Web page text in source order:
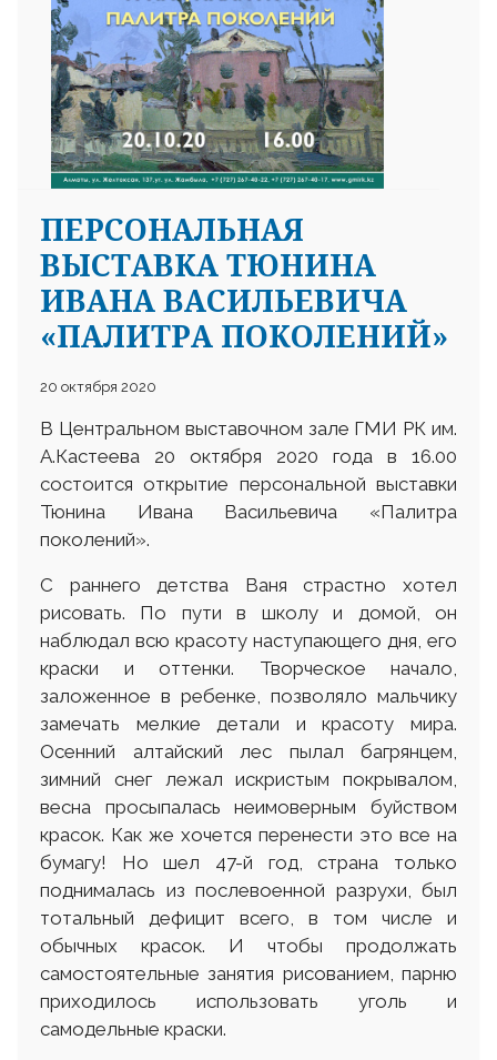
ПЕРСОНАЛЬНАЯ
ВЫСТАВКА ТЮНИНА
ИВАНА ВАСИЛЬЕВИЧА
«ПАЛИТРА ПОКОЛЕНИЙ»
20 октября 2020
В Центральном выставочном зале ГМИ РК им.
А.Кастеева 20 октября 2020 года в 16.00
состоится открытие персональной выставки
Тюнина Ивана Васильевича «Палитра
поколений».
С раннего детства Ваня страстно хотел
рисовать. По пути в школу и домой, он
наблюдал всю красоту наступающего дня, его
краски и оттенки. Творческое начало,
заложенное в ребенке, позволяло мальчику
замечать мелкие детали и красоту мира.
Осенний алтайский лес пылал багрянцем,
зимний снег лежал искристым покрывалом,
весна просыпалась неимоверным буйством
красок. Как же хочется перенести это все на
бумагу! Но шел 47-й год, страна только
поднималась из послевоенной разрухи, был
тотальный дефицит всего, в том числе и
обычных красок. И чтобы продолжать
самостоятельные занятия рисованием, парню
приходилось использовать уголь и
самодельные краски.